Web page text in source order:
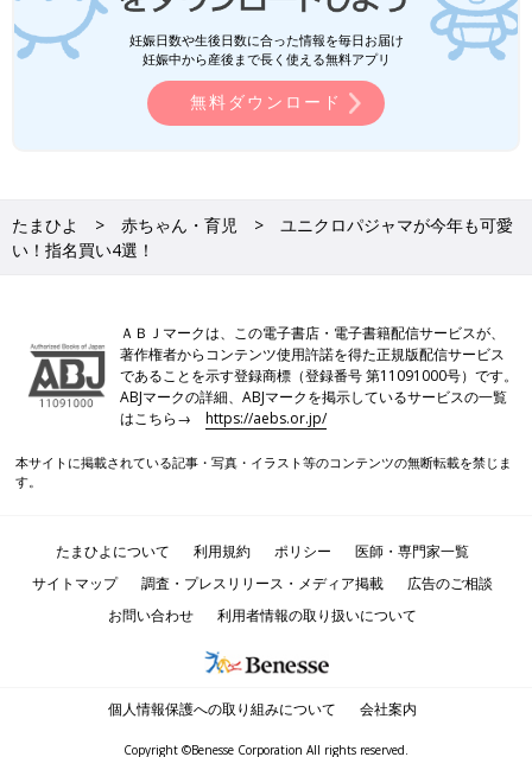
妊娠日数や生後日数に合った情報を毎日お届け
妊娠中から産後まで長く使える無料アプリ
無料ダウンロード
たまひよ 赤ちゃん・育児
ユニクロパジャマが今年も可愛
い！指名買い4選！
ＡＢＪマークは、この電子書店・電子書籍配信サービスが、
著作権者からコンテンツ使用許諾を得た正規版配信サービス
であることを示す登録商標（登録番号 第11091000号）です。
ABJマークの詳細、ABJマークを掲示しているサービスの一覧
はこちら→https://aebs.or.jp/
本サイトに掲載されている記事・写真・イラスト等のコンテンツの無断転載を禁じま
す。
たまひよについて 利用規約 ポリシー
医師・専門家一覧
サイトマップ
調査・プレスリリース・メディア掲載
広告のご相談
お問い合わせ
利用者情報の取り扱いについて
個人情報保護への取り組みについて 会社案内
Copyright ©Benesse Corporation All rights reserved.